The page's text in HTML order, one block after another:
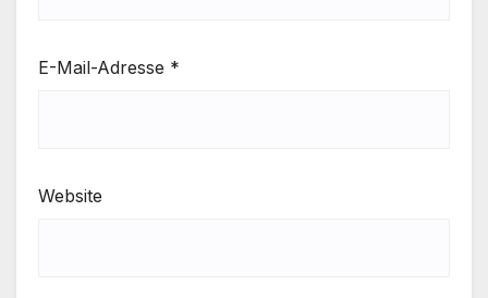
E-Mail-Adresse *
Website